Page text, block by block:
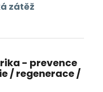
zátěž
- prevence
/ regenerace /